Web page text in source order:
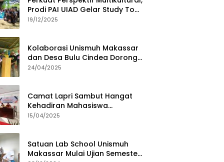
Prodi PAI UIAD Gelar Study Tour
ke Kajang
19/12/2025
Kolaborasi Unismuh Makassar
dan Desa Bulu Cindea Dorong
Sentra Garam Industri
24/04/2025
Camat Lapri Sambut Hangat
Kehadiran Mahasiswa
PoltekMu
15/04/2025
Satuan Lab School Unismuh
Makassar Mulai Ujian Semester,